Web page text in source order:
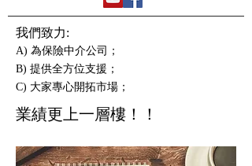
我們致力:
A) 為保險中介公司；
B) 提供全方位支援；
C) 大家專心開拓市場；
業績更上一層樓！！